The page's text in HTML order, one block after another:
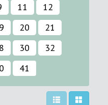
11
12
20
21
30
32
41